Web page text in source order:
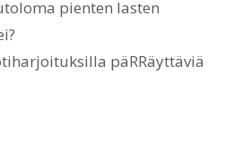
pienten lasten
päRRäyttäviä